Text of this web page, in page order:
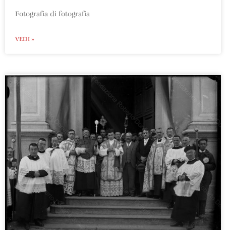
Fotografia di fotografia
VEDI »